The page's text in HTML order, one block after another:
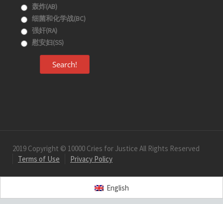
轰炸(AB)
细菌和化学战(BC)
强奸(RA)
慰安妇(SS)
Search!
2019 Copyright © 10000 Cries for Justice All Rights Reserved
Terms of Use
Privacy Policy
English